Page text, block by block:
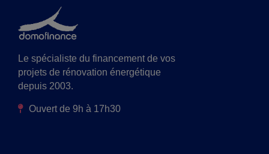
Le spécialiste du financement de vos
projets de rénovation énergétique
depuis 2003.
Ouvert de 9h à 17h30